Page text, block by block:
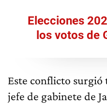
Elecciones
los votos de
Este conflicto surgió
jefe de gabinete de